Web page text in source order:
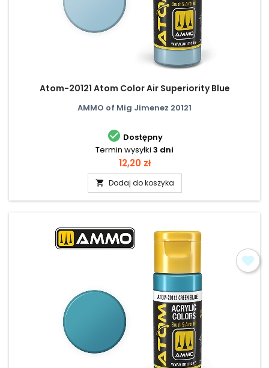
Atom-20121 Atom Color Air Superiority Blue
AMMO of Mig Jimenez 20121
 Dostępny
Termin wysyłki 3 dni
Cena
12,20 zł
 Dodaj do koszyka